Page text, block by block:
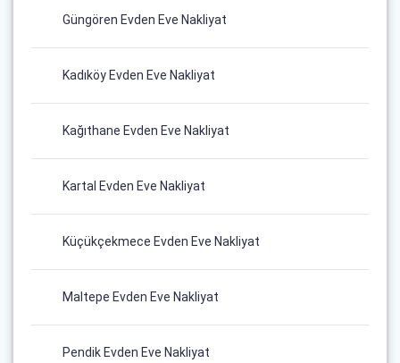
Güngören Evden Eve Nakliyat
Kadıköy Evden Eve Nakliyat
Kağıthane Evden Eve Nakliyat
Kartal Evden Eve Nakliyat
Küçükçekmece Evden Eve Nakliyat
Maltepe Evden Eve Nakliyat
Pendik Evden Eve Nakliyat